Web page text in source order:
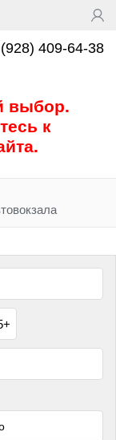
409-64-38
выбор.
к